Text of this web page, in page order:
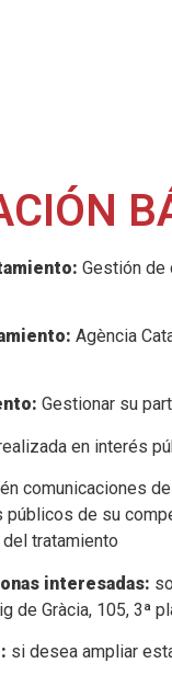
Gestión de
Agència
Gestionar su
en interés
comunicaciones
de su
tratamiento
interesadas:
de Gràcia, 105, 3ª
si desea ampliar